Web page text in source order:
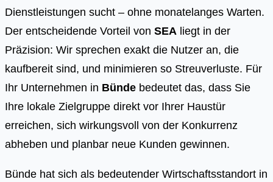
Dienstleistungen sucht – ohne monatelanges Warten.
Der entscheidende Vorteil von SEA liegt in der
Präzision: Wir sprechen exakt die Nutzer an, die
kaufbereit sind, und minimieren so Streuverluste. Für
Ihr Unternehmen in Bünde bedeutet das, dass Sie
Ihre lokale Zielgruppe direkt vor Ihrer Haustür
erreichen, sich wirkungsvoll von der Konkurrenz
abheben und planbar neue Kunden gewinnen.
Bün­de hat sich als bedeu­ten­der Wirt­schafts­stand­ort in